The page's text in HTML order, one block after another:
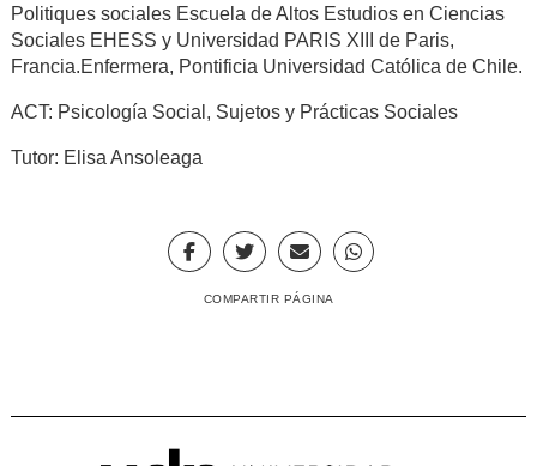
Politiques sociales Escuela de Altos Estudios en Ciencias
Sociales EHESS y Universidad PARIS XIII de Paris,
Francia.Enfermera, Pontificia Universidad Católica de Chile.
ACT: Psicología Social, Sujetos y Prácticas Sociales
Tutor: Elisa Ansoleaga
COMPARTIR PÁGINA